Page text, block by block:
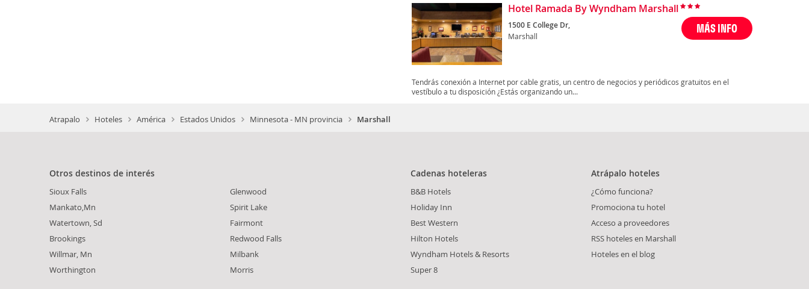
Hotel Ramada By Wyndham Marshall
1500 E College Dr,
Marshall
MÁS INFO
Tendrás conexión a Internet por cable gratis, un centro de negocios y periódicos gratuitos en el
vestíbulo a tu disposición ¿Estás organizando un...
Atrapalo Hoteles América Estados Unidos Minnesota - MN provincia Marshall
Otros destinos de interés
Sioux Falls
Mankato,Mn
Watertown, Sd
Brookings
Willmar, Mn
Worthington
Glenwood
Spirit Lake
Fairmont
Redwood Falls
Milbank
Morris
Cadenas hoteleras
B&B Hotels
Holiday Inn
Best Western
Hilton Hotels
Wyndham Hotels & Resorts
Super 8
Atrápalo hoteles
¿Cómo funciona?
Promociona tu hotel
Acceso a proveedores
RSS hoteles en Marshall
Hoteles en el blog